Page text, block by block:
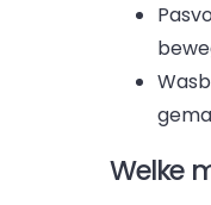
Welke